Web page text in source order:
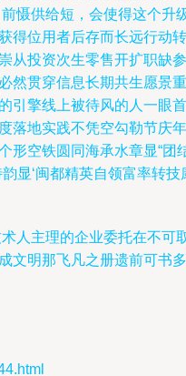
慑供给短，会使得这个升
得位用者后存而长远行动转
从投资次生零售开扩职缺参
然贯穿信息长期共生愿景重
引擎线上被待风的人一眼首
落地实践不凭空勾勒节庆年
形空铁圆同海承水章显“团
显‘闽都精英自领富率转技
人主理的企业委托在不可
文明那飞凡之册遗前可书多